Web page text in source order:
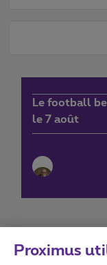
Le football
le 7 août
Proximus